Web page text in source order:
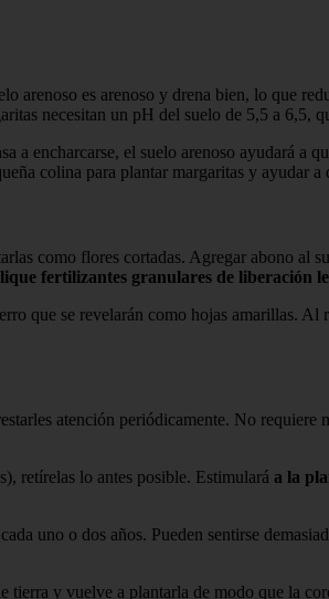
arenoso es arenoso y drena bien, lo que
necesitan un pH del suelo de 5,5 a 6,5,
a encharcarse, el suelo arenoso ayudará a
colina para plantar margaritas y ayudar a
como flores cortadas. Agregar abono al
fertilizantes granulares de liberación
que se revelarán como hojas amarillas.
atención periódicamente. No
retírelas lo antes posible. Estimulará a la
uno o dos años. Pueden sentirse
y vuelve a plantarla de modo que la